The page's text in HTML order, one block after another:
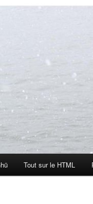
Tout sur le HTML